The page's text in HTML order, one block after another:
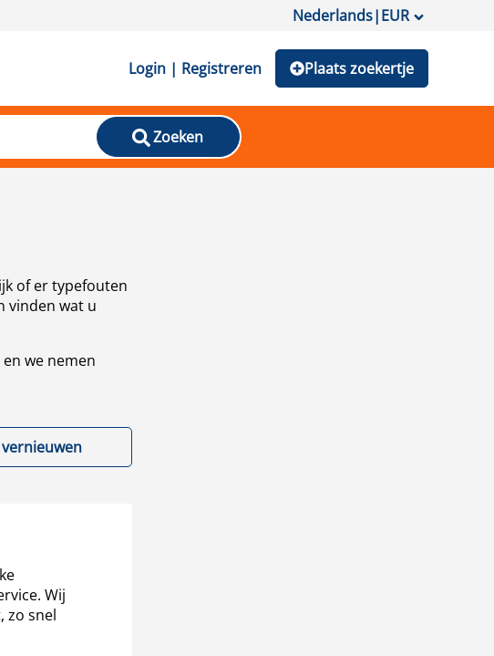
Nederlands|EUR
Login | Registreren Plaats zoekertje
Zoeken
of er typefouten
vinden wat u
we nemen
Wij
zo snel